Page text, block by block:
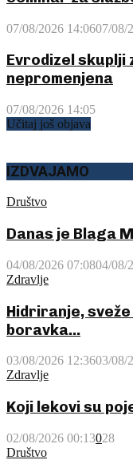
07/08/2026 14:0607/08/
Evrodizel skuplji
nepromenjena
07/08/2026 14:05
Učitaj još objava
IZDVAJAMO
Društvo
Danas je Blaga
04/08/2026 07:0804/08/
Zdravlje
Hidriranje,
boravka...
03/08/2026 12:3603/08/
Zdravlje
Koji lekovi su
02/08/2026 00:13028
Društvo